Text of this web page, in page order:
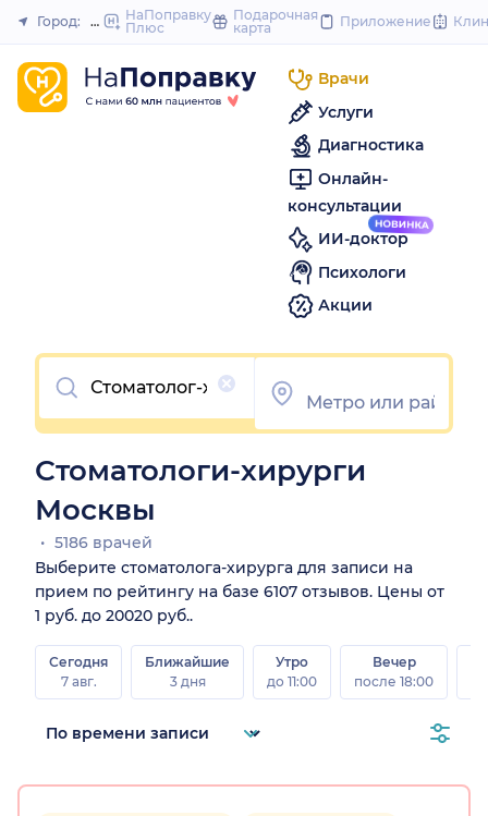
to
Закрыть
Город: МоскваНаПоправку
Плюс
Подарочная
карта
Приложение
Врачи
Услуги
Диагностика
Онлайн-
консультации
ИИ-доктор
Психологи
Акции
Очистить
Стоматологи-хирурги
Москвы
5186 врачей
Выберите стоматолога-хирурга для записи на
прием по рейтингу на базе 6107 отзывов. Цены от
1 руб. до 20020 руб..
Сегодня
7 авг.
Ближайшие
3 дня
Утро
до 11:00
Вечер
после 18:00